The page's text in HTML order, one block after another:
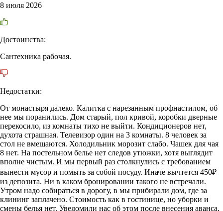
8 июля 2026
Достоинства:
Сантехника рабочая.
Недостатки:
От монастыря далеко. Калитка с нарезанным профнастилом, об
нее мы поранились. Дом старый, пол кривой, коробки дверные
перекосило, из комнаты тихо не выйти. Кондиционеров нет,
духота страшная. Телевизор один на 3 комнаты. 8 человек за
стол не вмещаются. Холодильник морозит слабо. Чашек для чая
8 нет. На постельном белье нет следов утюжки, хотя выглядит
вполне чистым. И мы первый раз столкнулись с требованием
вынести мусор и помыть за собой посуду. Иначе вычтется 450₽
из депозита. Ни в каком бронировании такого не встречали.
Утром надо собираться в дорогу, в мы прибирали дом, где за
клининг заплачено. Стоимость как в гостинице, но уборки и
смены белья нет. Уведомили нас об этом после внесения аванса.